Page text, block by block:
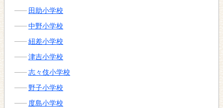
田助小学校
中野小学校
紐差小学校
津吉小学校
志々伎小学校
野子小学校
度島小学校